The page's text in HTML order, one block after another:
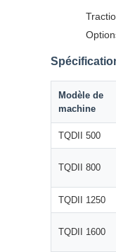
Modèle de
machine
TQDII 500
TQDII 800
TQDII 1250
TQDII 1600